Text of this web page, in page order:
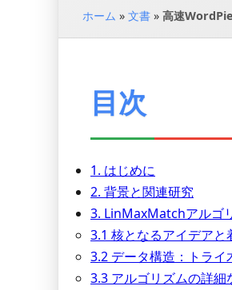
ホーム » 文書 » 高速
目次
1. はじめに
2. 背景と関連研究
3. LinMaxMatchアルゴ
3.1 核となるアイデアと
3.2 データ構造：トラ
3.3 アルゴリズムの詳細